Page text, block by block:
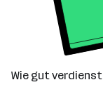
Wie gut